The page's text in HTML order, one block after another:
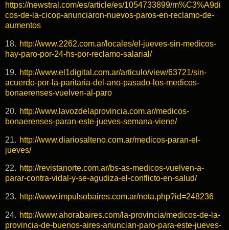
https://newstral.com/es/article/es/1054733899/m%C3%A9di
cos-de-la-cicop-anunciaron-nuevos-paros-en-reclamo-de-
aumentos
18. http://www.2262.com.ar/locales/el-jueves-sin-medicos-
hay-paro-por-24-hs-por-reclamo-salarial/
19. http://www.el1digital.com.ar/articulo/view/63721/sin-
acuerdo-por-la-paritaria-del-ano-pasado-los-medicos-
bonaerenses-vuelven-al-paro
20. http://www.lavozdelaprovincia.com.ar/medicos-
bonaerenses-paran-este-jueves-semana-viene/
21. http://www.diariosalteno.com.ar/medicos-paran-el-
jueves/
22. http://revistanorte.com.ar/bs-as-medicos-vuelven-a-
parar-contra-vidal-y-se-agudiza-el-conflicto-en-salud/
23. http://www.impulsobaires.com.ar/nota.php?id=248236
24. http://www.ahorabaires.com/la-provincia/medicos-de-la-
provincia-de-buenos-aires-anuncian-paro-para-este-jueves-